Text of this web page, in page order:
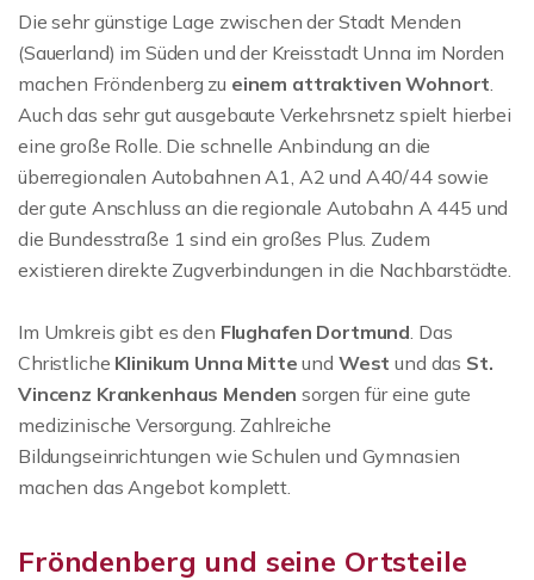
Die sehr günstige Lage zwischen der Stadt Menden
(Sauerland) im Süden und der Kreisstadt Unna im Norden
machen Fröndenberg zu einem attraktiven Wohnort.
Auch das sehr gut ausgebaute Verkehrsnetz spielt hierbei
eine große Rolle. Die schnelle Anbindung an die
überregionalen Autobahnen A1, A2 und A40/44 sowie
der gute Anschluss an die regionale Autobahn A 445 und
die Bundesstraße 1 sind ein großes Plus. Zudem
existieren direkte Zugverbindungen in die Nachbarstädte.
Im Umkreis gibt es den Flughafen Dortmund. Das
Christliche Klinikum Unna Mitteund West und das St.
Vincenz Krankenhaus Mendensorgen für eine gute
medizinische Versorgung. Zahlreiche
Bildungseinrichtungen wie Schulen und Gymnasien
machen das Angebot komplett.
Fröndenberg und seine Ortsteile